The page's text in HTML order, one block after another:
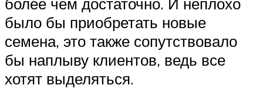
было бы приобретать новые
семена, это также сопутствовало
бы наплыву клиентов, ведь все
хотят выделяться.